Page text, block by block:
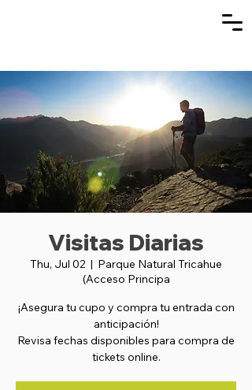
Visitas Diarias
Thu, Jul 02
  |
Parque Natural Tricahue
(Acceso Principa
¡Asegura tu cupo y compra tu entrada con
anticipación!
Revisa fechas disponibles para compra de
tickets online.